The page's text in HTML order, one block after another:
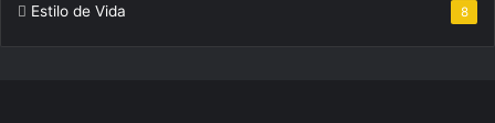
Estilo de Vida 8